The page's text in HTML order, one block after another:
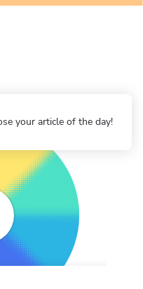
your article of the day!